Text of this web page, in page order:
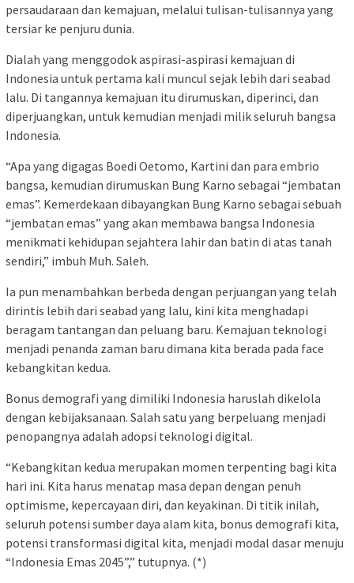
persaudaraan dan kemajuan, melalui tulisan-tulisannya yang
tersiar ke penjuru dunia.
Dialah yang menggodok aspirasi-aspirasi kemajuan di
Indonesia untuk pertama kali muncul sejak lebih dari seabad
lalu. Di tangannya kemajuan itu dirumuskan, diperinci, dan
diperjuangkan, untuk kemudian menjadi milik seluruh bangsa
Indonesia.
“Apa yang digagas Boedi Oetomo, Kartini dan para embrio
bangsa, kemudian dirumuskan Bung Karno sebagai “jembatan
emas”. Kemerdekaan dibayangkan Bung Karno sebagai sebuah
“jembatan emas” yang akan membawa bangsa Indonesia
menikmati kehidupan sejahtera lahir dan batin di atas tanah
sendiri,” imbuh Muh. Saleh.
Ia pun menambahkan berbeda dengan perjuangan yang telah
dirintis lebih dari seabad yang lalu, kini kita menghadapi
beragam tantangan dan peluang baru. Kemajuan teknologi
menjadi penanda zaman baru dimana kita berada pada face
kebangkitan kedua.
Bonus demografi yang dimiliki Indonesia haruslah dikelola
dengan kebijaksanaan. Salah satu yang berpeluang menjadi
penopangnya adalah adopsi teknologi digital.
“Kebangkitan kedua merupakan momen terpenting bagi kita
hari ini. Kita harus menatap masa depan dengan penuh
optimisme, kepercayaan diri, dan keyakinan. Di titik inilah,
seluruh potensi sumber daya alam kita, bonus demografi kita,
potensi transformasi digital kita, menjadi modal dasar menuju
“Indonesia Emas 2045”,” tutupnya. (*)